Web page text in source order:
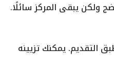
التقديم. يمكنك تزيينه